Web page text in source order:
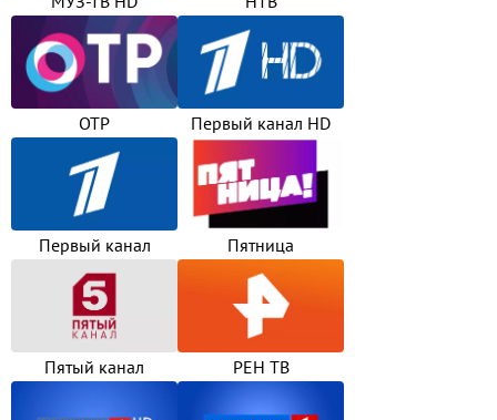
ОТР Первый канал HD
Первый канал Пятница
Пятый канал РЕН ТВ